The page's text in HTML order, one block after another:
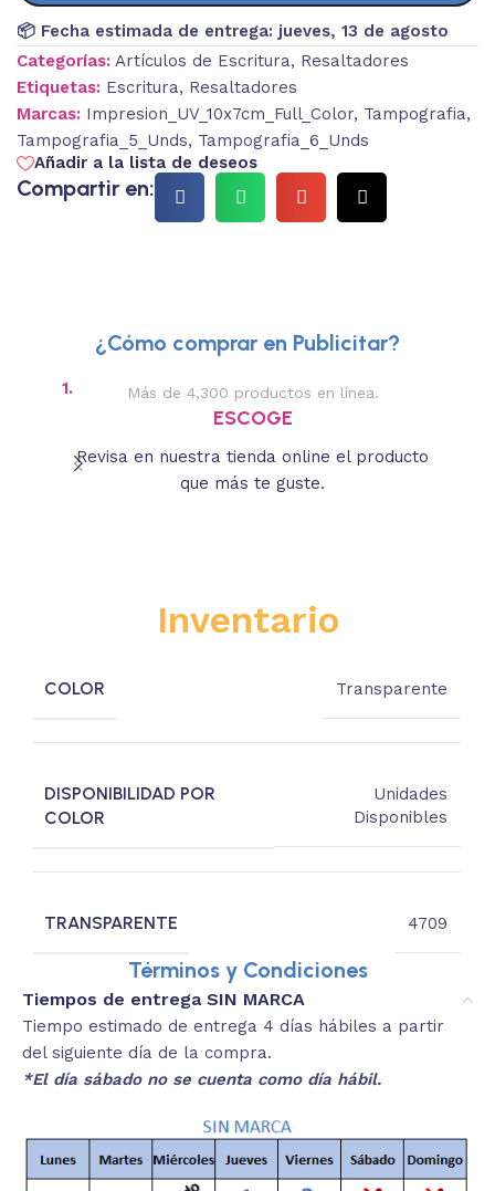
📦 Fecha estimada de entrega: jueves, 13 de agosto
Categorías: Artículos de Escritura, Resaltadores
Etiquetas: Escritura, Resaltadores
Marcas: Impresion_UV_10x7cm_Full_Color, Tampografia,
Tampografia_5_Unds, Tampografia_6_Unds
Añadir a la lista de deseos
Compartir en:
¿Cómo comprar en Publicitar?
1. Más de 4,300 productos en línea.
ESCOGE
Revisa en nuestra tienda online el producto
que más te guste.
Inventario
COLOR Transparente
DISPONIBILIDAD POR
COLOR
Unidades
Disponibles
TRANSPARENTE 4709
Términos y Condiciones
Tiempos de entrega SIN MARCA
Tiempo estimado de entrega 4 días hábiles a partir
del siguiente día de la compra.
*El día sábado no se cuenta como día hábil.